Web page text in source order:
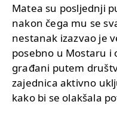
Matea su posljednji
nakon čega mu se
nestanak izazvao je
posebno u Mostaru i
građani putem
zajednica aktivno
kako bi se olakšala